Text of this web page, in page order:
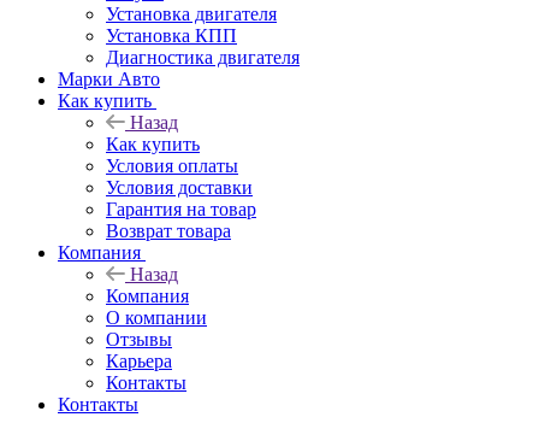
Установка двигателя
Установка КПП
Диагностика двигателя
Марки Авто
Как купить
Назад
Как купить
Условия оплаты
Условия доставки
Гарантия на товар
Возврат товара
Компания
Назад
Компания
О компании
Отзывы
Карьера
Контакты
Контакты